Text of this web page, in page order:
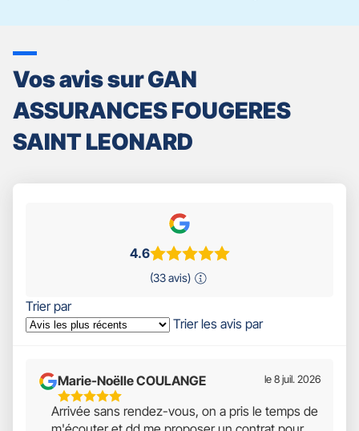
Vos avis sur GAN
ASSURANCES FOUGERES
SAINT LEONARD
4.6
(33 avis)
Trier par
Trier les avis par
Marie-Noëlle COULANGE
5
Étoiles
le 8 juil. 2026
Arrivée sans rendez-vous, on a pris le temps de